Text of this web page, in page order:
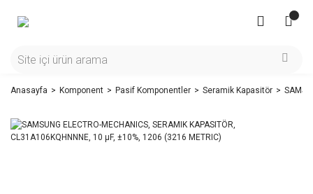
Anasayfa Komponent Pasif Komponentler Seramik Kapasitör